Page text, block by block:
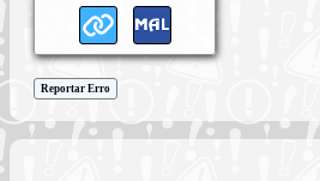
Reportar Erro